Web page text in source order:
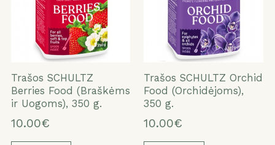
Trašos SCHULTZ
Berries Food (Braškėms
ir Uogoms), 350 g.
10.00€
Trašos SCHULTZ Orchid
Food (Orchidėjoms),
350 g.
10.00€